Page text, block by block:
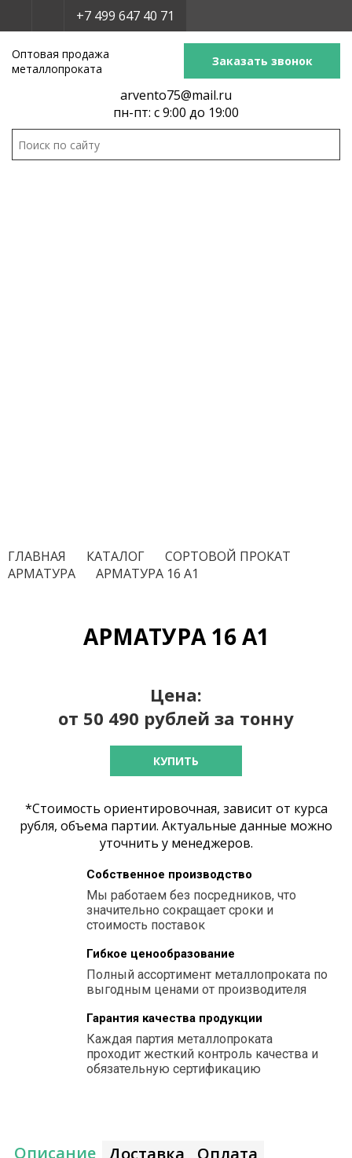
Оптовая продажа
металлопроката
arvento75@mail.ru
пн-пт: с 9:00 до 19:00
Заказать звонок
ГЛАВНАЯ КАТАЛОГ СОРТОВОЙ ПРОКАТ
АРМАТУРА АРМАТУРА 16 А1
АРМАТУРА 16 А1
Цена:
от 50 490 рублей за тонну
КУПИТЬ
*Стоимость ориентировочная, зависит от курса
рубля, объема партии. Актуальные данные можно
уточнить у менеджеров.
Собственное производство
Мы работаем без посредников, что
значительно сокращает сроки и
стоимость поставок
Гибкое ценообразование
Полный ассортимент металлопроката по
выгодным ценами от производителя
Гарантия качества продукции
Каждая партия металлопроката
проходит жесткий контроль качества и
обязательную сертификацию
Описание Доставка Оплата
+7 499 647 40 71